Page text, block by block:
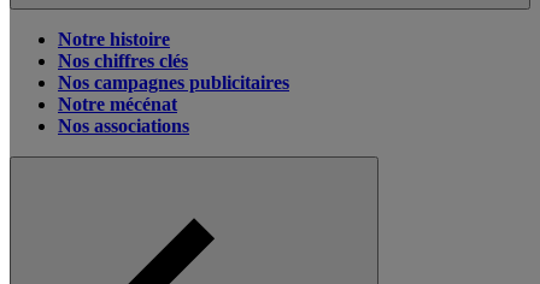
Notre histoire
Nos chiffres clés
Nos campagnes publicitaires
Notre mécénat
Nos associations